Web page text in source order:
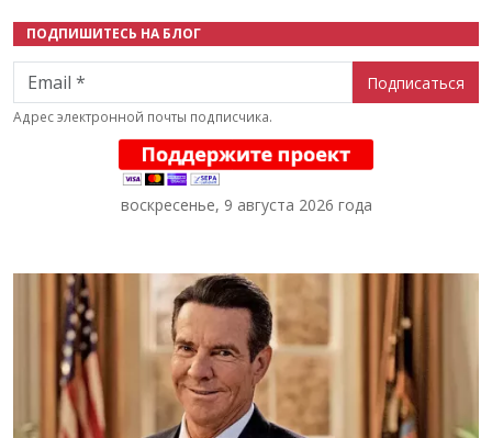
ПОДПИШИТЕСЬ НА БЛОГ
Email
Адрес электронной почты подписчика.
воскресенье, 9 августа 2026 года